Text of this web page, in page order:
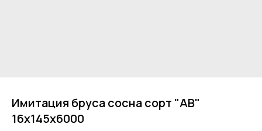
Имитация бруса сосна сорт "АВ"
16х145х6000